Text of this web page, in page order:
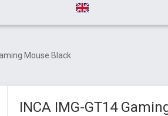
Mouse Black
INCA IMG-GT14